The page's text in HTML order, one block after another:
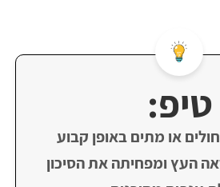
טיפ:
או מתים באופן קבוע
העץ ומפחיתה את הסיכון